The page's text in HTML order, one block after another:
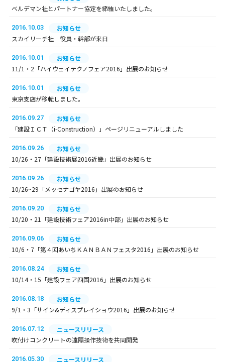
ベルデマン社とパートナー協定を締結いたしました。
2016.10.03
お知らせ
スカイリーチ社 役員・幹部が来日
2016.10.01
お知らせ
11/1・2「ハイウェイテクノフェア2016」出展のお知らせ
2016.10.01
お知らせ
東京支店が移転しました。
2016.09.27
お知らせ
「建設ＩＣＴ（i-Construction）」ページリニューアルしました
2016.09.26
お知らせ
10/26・27「建設技術展2016近畿」出展のお知らせ
2016.09.26
お知らせ
10/26~29「メッセナゴヤ2016」出展のお知らせ
2016.09.20
お知らせ
10/20・21「建設技術フェア2016in中部」出展のお知らせ
2016.09.06
お知らせ
10/6・7「第４回あいちＫＡＮＢＡＮフェスタ2016」出展のお知らせ
2016.08.24
お知らせ
10/14・15「建設フェア四国2016」出展のお知らせ
2016.08.18
お知らせ
9/1・3「サイン&ディスプレイショウ2016」出展のお知らせ
2016.07.12
ニュースリリース
吹付けコンクリートの遠隔操作技術を共同開発
2016.05.30
ニュースリリース